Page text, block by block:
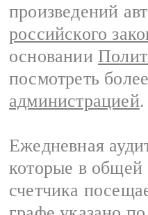
произведений
российского
основании
посмотреть
администрацией.
Ежедневная
которые в
счетчика